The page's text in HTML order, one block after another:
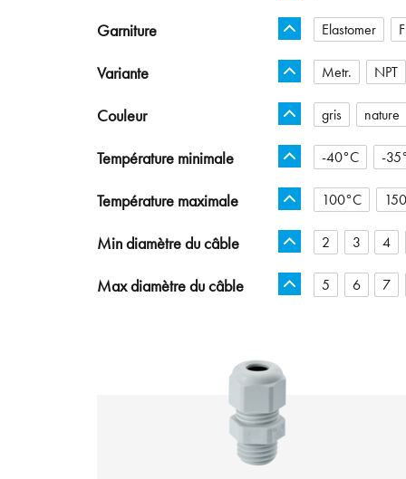
Garniture Elastomer
Variante Metr. NPT
Couleur gris nature
Température minimale -40°C -
Température maximale 100°C
Min diamètre du câble 2 3 4
Max diamètre du câble 5 6 7